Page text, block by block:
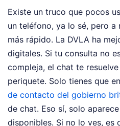
Existe un truco que pocos
un teléfono, ya lo sé, pero a
más rápido. La DVLA ha
digitales. Si tu consulta no
compleja, el chat te
periquete. Solo tienes que
de contacto del gobierno
de chat. Eso sí, solo
disponibles. Si no lo ves, es